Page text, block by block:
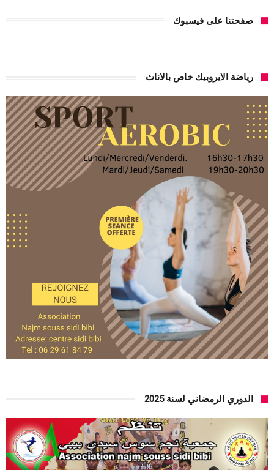
صفحتنا على فيسبوك
رياضة الايروبيك خاص بالاناث
الدوري الرمضاني لسنة 2025